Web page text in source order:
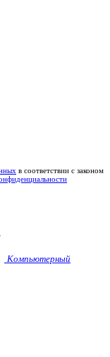
в соответствии с законом
Компьютерный